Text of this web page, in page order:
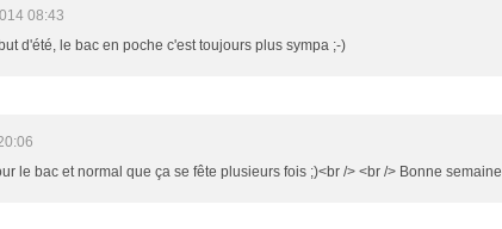
08:43
d'été, le bac en poche c'est toujours plus sympa ;-)
le bac et normal que ça se fête plusieurs fois ;)<br /> <br /> Bonne semaine